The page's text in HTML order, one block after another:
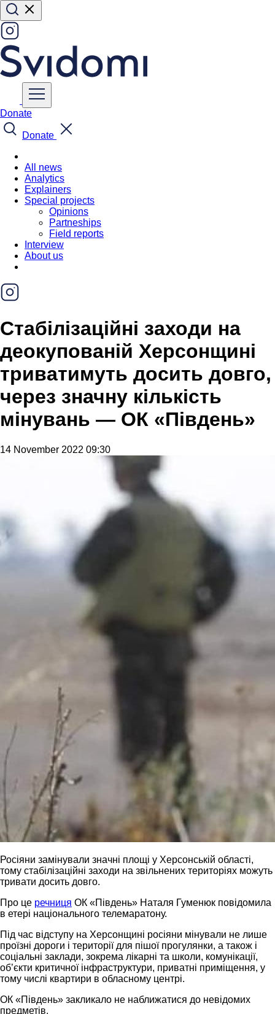
Donate
Donate
All news
Analytics
Explainers
Special projects
Opinions
Partneships
Field reports
Interview
About us
Стабілізаційні заходи на
деокупованій Херсонщині
триватимуть досить довго,
через значну кількість
мінувань — ОК «Південь»
14 November 2022 09:30
Росіяни замінували значні площі у Херсонській області,
тому стабілізаційні заходи на звільнених територіях можуть
тривати досить довго.
Про це речниця ОК «Південь» Наталя Гуменюк повідомила
в етері національного телемаратону.
Під час відступу на Херсонщині росіяни мінували не лише
проїзні дороги і території для пішої прогулянки, а також і
соціальні заклади, зокрема лікарні та школи, комунікації,
об’єкти критичної інфраструктури, приватні приміщення, у
тому числі квартири в обласному центрі.
ОК «Південь» закликало не наближатися до невідомих
предметів.